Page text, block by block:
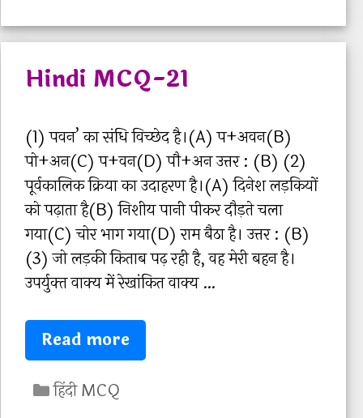
में
दी
ष
य
में
आ
ने
वा
ले
न
i
C
-
2
2
t
g
r
i
e
s
Hindi MCQ-21
(1) पवन’ का संधि विच्‍छेद है।(A) प+अवन(B)
पो+अन(C) प+वन(D) पौ+अन उत्तर : (B) (2)
पूर्वकालिक क्रिया का उदाहरण है।(A) दिनेश लड़कियों
को पढ़ाता है(B) निशीय पानी पीकर दौड़ते चला
गया(C) चोर भाग गया(D) राम बैठा है। उत्तर : (B)
(3) जो लड़की किताब पढ़ रही है, वह मेरी बहन है।
उपर्युक्‍त वाक्‍य में रेखांकित वाक्‍य …
Read moreH
i
C
हिंदी MCQ